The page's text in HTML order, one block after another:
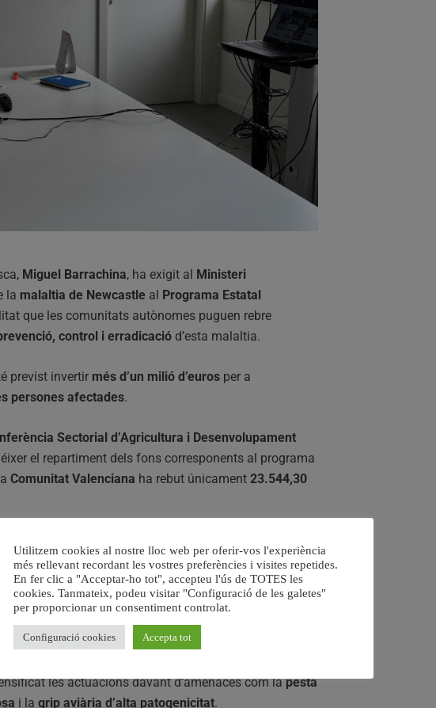
Miguel Barrachina, ha exigit al
Ministeri
la malaltia de Newcastle al
Programa Estatal
que les comunitats autònomes puguen rebre
control i erradicació d’esta malaltia.
previst invertir més d’un milió d’euros per a
persones afectades.
Sectorial d’Agricultura i Desenvolupament
el repartiment dels fons corresponents al programa
Comunitat Valenciana ha rebut únicament 23.544,30
els criteris de distribució d’estos fons perquè
autònomes en matèria de sanitat animal”.
ha reforçat durant enguany les mesures de
d’alt impacte. Així mateix, ha matisat que les
han augmentat fins als 9 milions d’euros
les actuacions davant d’amenaces com lapesta
i la grip aviària d’alta patogenicitat.
Utilitzem cookies al nostre lloc web per oferir-vos l'experiència
més rellevant recordant les vostres preferències i visites repetides.
En fer clic a "Acceptar-ho tot", accepteu l'ús de TOTES les
cookies. Tanmateix, podeu visitar "Configuració de les galetes"
per proporcionar un consentiment controlat.
Configuració cookies Accepta tot